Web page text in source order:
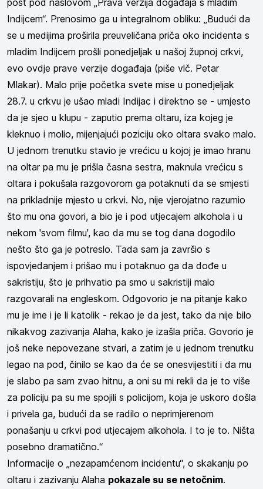
Indijcem“. Prenosimo ga u integralnom obliku: „Budući da
se u medijima proširila preuveličana priča oko incidenta s
mladim Indijcem prošli ponedjeljak u našoj župnoj crkvi,
evo ovdje prave verzije događaja (piše vlč. Petar
Mlakar). Malo prije početka svete mise u ponedjeljak
28.7. u crkvu je ušao mladi Indijac i direktno se - umjesto
da je sjeo u klupu - zaputio prema oltaru, iza kojeg je
kleknuo i molio, mijenjajući poziciju oko oltara svako malo.
U jednom trenutku stavio je vrećicu u kojoj je imao hranu
na oltar pa mu je prišla časna sestra, maknula vrećicu s
oltara i pokušala razgovorom ga potaknuti da se smjesti
na prikladnije mjesto u crkvi. No, nije vjerojatno razumio
što mu ona govori, a bio je i pod utjecajem alkohola i u
nekom 'svom filmu', kao da mu se tog dana dogodilo
nešto što ga je potreslo. Tada sam ja završio s
ispovjedanjem i prišao mu i potaknuo ga da dođe u
sakristiju, što je prihvatio pa smo u sakristiji malo
razgovarali na engleskom. Odgovorio je na pitanje kako
mu je ime i je li katolik - rekao je da jest, tako da nije bilo
nikakvog zazivanja Alaha, kako je izašla priča. Govorio je
još neke nepovezane stvari, a zatim je u jednom trenutku
legao na pod, činilo se kao da će se onesvijestiti i da mu
je slabo pa sam zvao hitnu, a oni su mi rekli da je to više
za policiju pa su me spojili s policijom, koja je uskoro došla
i privela ga, budući da se radilo o neprimjerenom
ponašanju u crkvi pod utjecajem alkohola. I to je to. Ništa
posebno dramatično.“
Informacije o „nezapamćenom incidentu“, o skakanju po
oltaru i zazivanju Alaha pokazale su se netočnim.